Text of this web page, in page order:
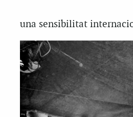
una sensibilitat